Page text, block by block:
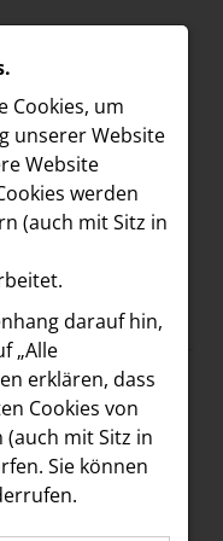
die
Cookies, um
unserer Website
Website
werden
(auch mit Sitz in
darauf hin,
„Alle
erklären, dass
Cookies von
mit Sitz in
Sie können